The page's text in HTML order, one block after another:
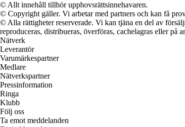
© Allt innehåll tillhör upphovsrättsinnehavaren.
© Copyright gäller. Vi arbetar med partners och kan få
© Alla rättigheter reserverade. Vi kan tjäna en del av
reproduceras, distribueras, överföras, cachelagras eller
Nätverk
Leverantör
Varumärkespartner
Medlare
Nätverkspartner
Pressinformation
Ringa
Klubb
Följ oss
Ta emot meddelanden